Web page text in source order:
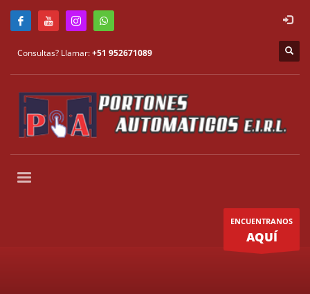
Consultas? Llamar:+51 952671089
ENCUENTRANOS
AQUÍ